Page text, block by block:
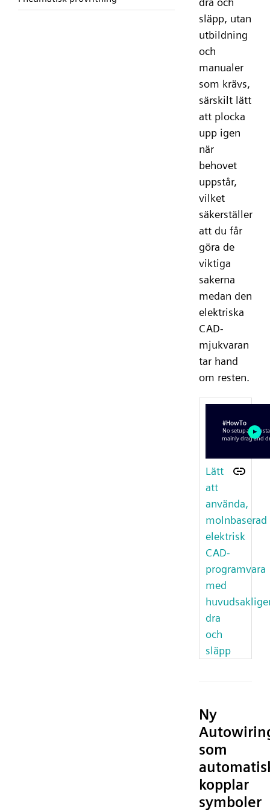
släpp, utan
utbildning
och
manualer
som krävs,
särskilt lätt
att plocka
upp igen
när
behovet
uppstår,
vilket
säkerställer
att du får
göra de
viktiga
sakerna
medan den
elektriska
CAD-
mjukvaran
tar hand
om resten.
Lätt
att
använda,
molnbaserad
elektrisk
CAD-
programvara
med
dra
och
släpp
Ny
som
kopplar
symboler